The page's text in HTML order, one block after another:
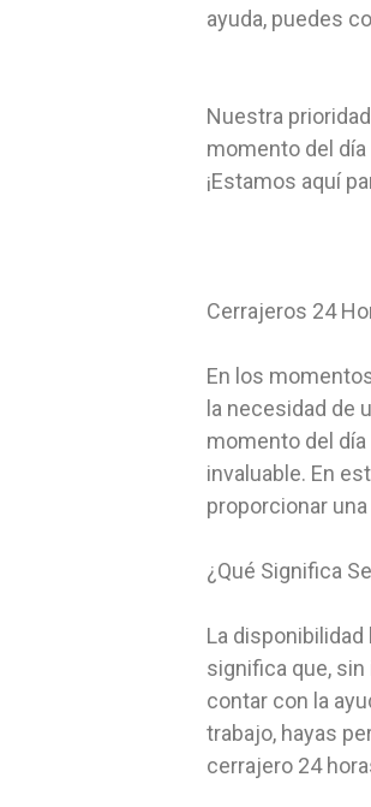
ayuda, puedes
Nuestra
momento del
¡Estamos aquí
Cerrajeros 24
En los
la necesidad de
momento del
invaluable. En
proporcionar
¿Qué Significa
La
significa que,
contar con la
trabajo, hayas
cerrajero 24